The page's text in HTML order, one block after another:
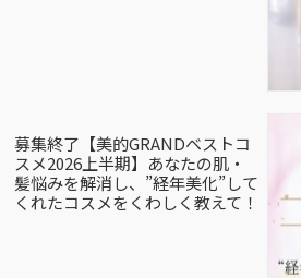
募集終了【美的GRANDベストコ
スメ2026上半期】あなたの肌・
髪悩みを解消し、”経年美化”して
くれたコスメをくわしく教えて！